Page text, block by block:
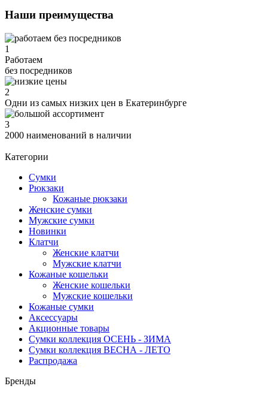
Наши преимущества
1
Работаем
без посредников
2
Одни из самых низких цен в Екатеринбурге
3
2000 наименований в наличии
Категории
Сумки
Рюкзаки
Кожаные рюкзаки
Женские сумки
Мужские сумки
Новинки
Клатчи
Женские клатчи
Мужские клатчи
Кожаные кошельки
Женские кошельки
Мужские кошельки
Кожаные сумки
Аксессуары
Акционные товары
Сумки коллекция ОСЕНЬ - ЗИМА
Сумки коллекция ВЕСНА - ЛЕТО
Распродажа
Бренды